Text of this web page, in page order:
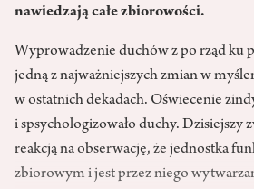
nawiedzają całe zbiorowości.
Wyprowadzenie duchów z po rząd ku
jedną z najważniejszych zmian w
w ostatnich dekadach. Oświecenie
i spsychologizowało duchy. Dzisiejszy
reakcją na obserwację, że jednostka
zbiorowym i jest przez niego